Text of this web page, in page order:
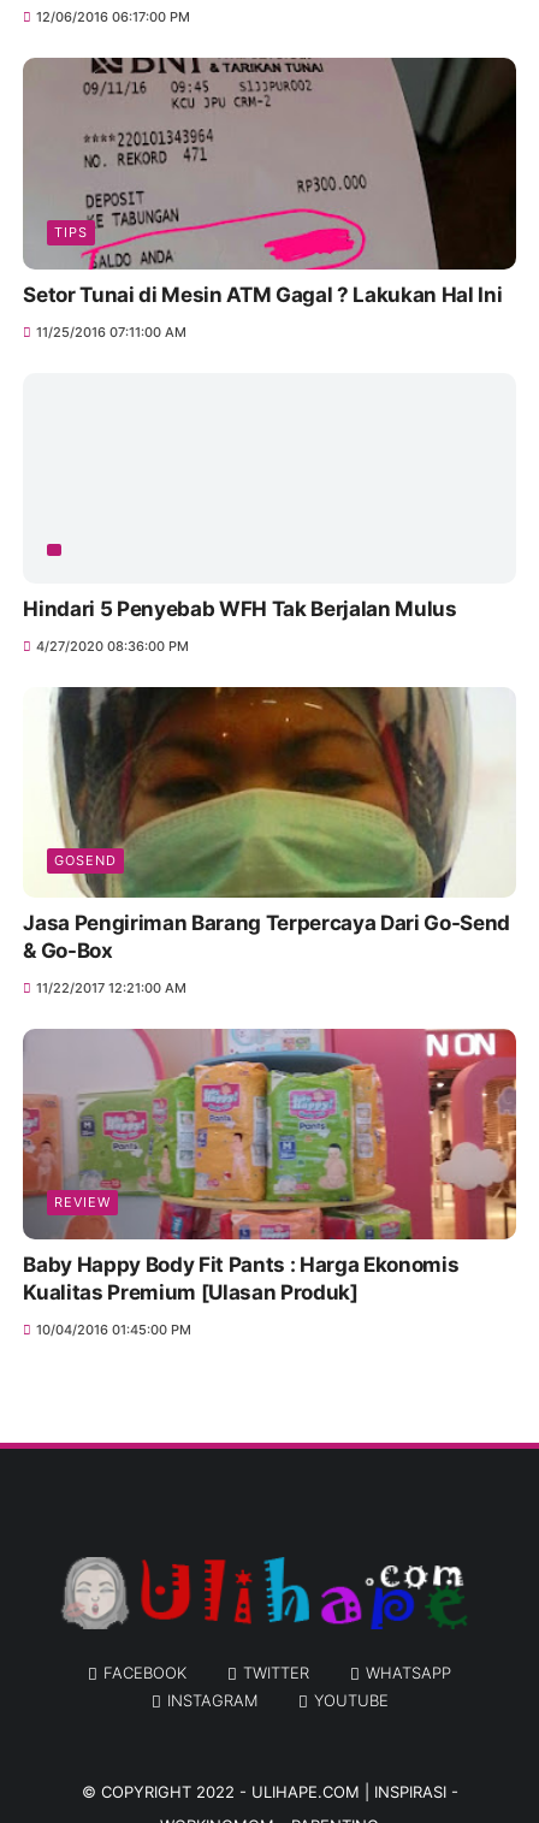
12/06/2016 06:17:00 PM
TIPS
Setor Tunai di Mesin ATM Gagal ? Lakukan Hal Ini
11/25/2016 07:11:00 AM
Hindari 5 Penyebab WFH Tak Berjalan Mulus
4/27/2020 08:36:00 PM
GOSEND
Jasa Pengiriman Barang Terpercaya Dari Go-Send
& Go-Box
11/22/2017 12:21:00 AM
REVIEW
Baby Happy Body Fit Pants : Harga Ekonomis
Kualitas Premium [Ulasan Produk]
10/04/2016 01:45:00 PM
FACEBOOK TWITTER
WHATSAPP
INSTAGRAM
YOUTUBE
© COPYRIGHT 2022 - ULIHAPE.COM | INSPIRASI -